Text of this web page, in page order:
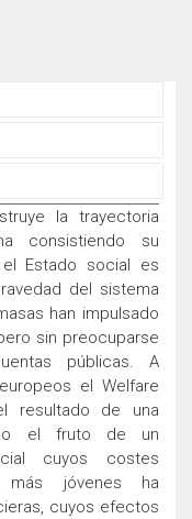
la trayectoria
consistiendo su
Estado social es
del sistema
han impulsado
sin preocuparse
públicas. A
el Welfare
resultado de una
el fruto de un
cuyos costes
más jóvenes ha
cuyos efectos